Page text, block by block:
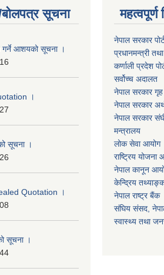
बोलपत्र सूचना
गर्ने आशयको सूचना ।
।
सूचना ।
Quotation ।
सूचना ।
नेपाल सरकार
प्रधानमन्‍‍त्री
कर्णाली प्रदेश
सर्वोच्‍च अदालत
नेपाल सरकार गृह
नेपाल सरकार
नेपाल सरकार
मन्‍त्रालय
लोक सेवा आयोग
राष्‍ट्रिय योजना
नेपाल कानून
केन्द्रिय
नेपाल राष्‍ट्र बैंक
संघिय संसद,
स्वास्थ्य तथा